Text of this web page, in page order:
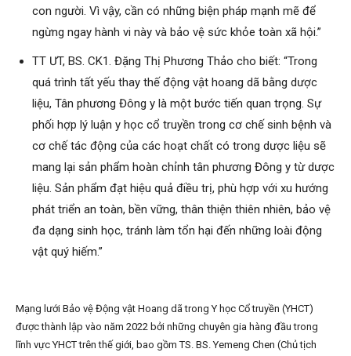
con người. Vì vậy, cần có những biện pháp mạnh mẽ để
ngừng ngay hành vi này và bảo vệ sức khỏe toàn xã hội.”
TT ƯT, BS. CK1. Đặng Thị Phương Thảo cho biết: “Trong
quá trình tất yếu thay thế động vật hoang dã bằng dược
liệu, Tân phương Đông y là một bước tiến quan trọng. Sự
phối hợp lý luận y học cổ truyền trong cơ chế sinh bệnh và
cơ chế tác động của các hoạt chất có trong dược liệu sẽ
mang lại sản phẩm hoàn chỉnh tân phương Đông y từ dược
liệu. Sản phẩm đạt hiệu quả điều trị, phù hợp với xu hướng
phát triển an toàn, bền vững, thân thiện thiên nhiên, bảo vệ
đa dạng sinh học, tránh làm tổn hại đến những loài động
vật quý hiếm.”
Mạng lưới Bảo vệ Động vật Hoang dã trong Y học Cổ truyền (YHCT)
được thành lập vào năm 2022 bởi những chuyên gia hàng đầu trong
lĩnh vực YHCT trên thế giới, bao gồm TS. BS. Yemeng Chen (Chủ tịch